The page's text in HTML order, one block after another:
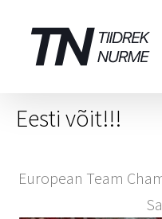
content
Eesti võit!!!
European Team